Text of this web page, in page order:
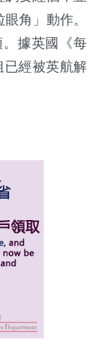
角」動作。
據英國《每
已經被英航解